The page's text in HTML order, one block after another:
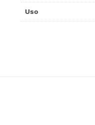
Uso